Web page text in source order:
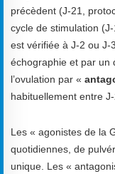
précèdent (J-21,
cycle de stimulation
est vérifiée à J-2 ou J-
échographie et par un
l’ovulation par «
habituellement entre J-
Les « agonistes de la
quotidiennes, de
unique. Les «